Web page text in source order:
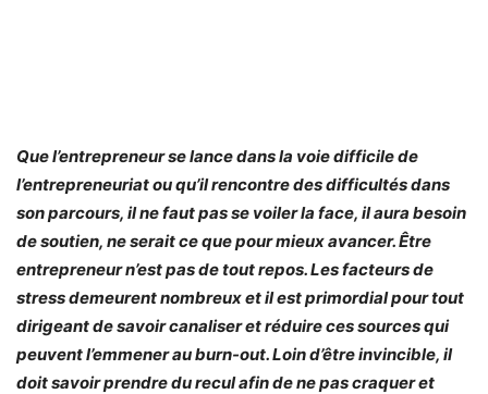
Que l’entrepreneur se lance dans la voie difficile de
l’entrepreneuriat ou qu’il rencontre des difficultés dans
son parcours, il ne faut pas se voiler la face, il aura besoin
de soutien, ne serait ce que pour mieux avancer. Être
entrepreneur n’est pas de tout repos. Les facteurs de
stress demeurent nombreux et il est primordial pour tout
dirigeant de savoir canaliser et réduire ces sources qui
peuvent l’emmener au burn-out. Loin d’être invincible, il
doit savoir prendre du recul afin de ne pas craquer et